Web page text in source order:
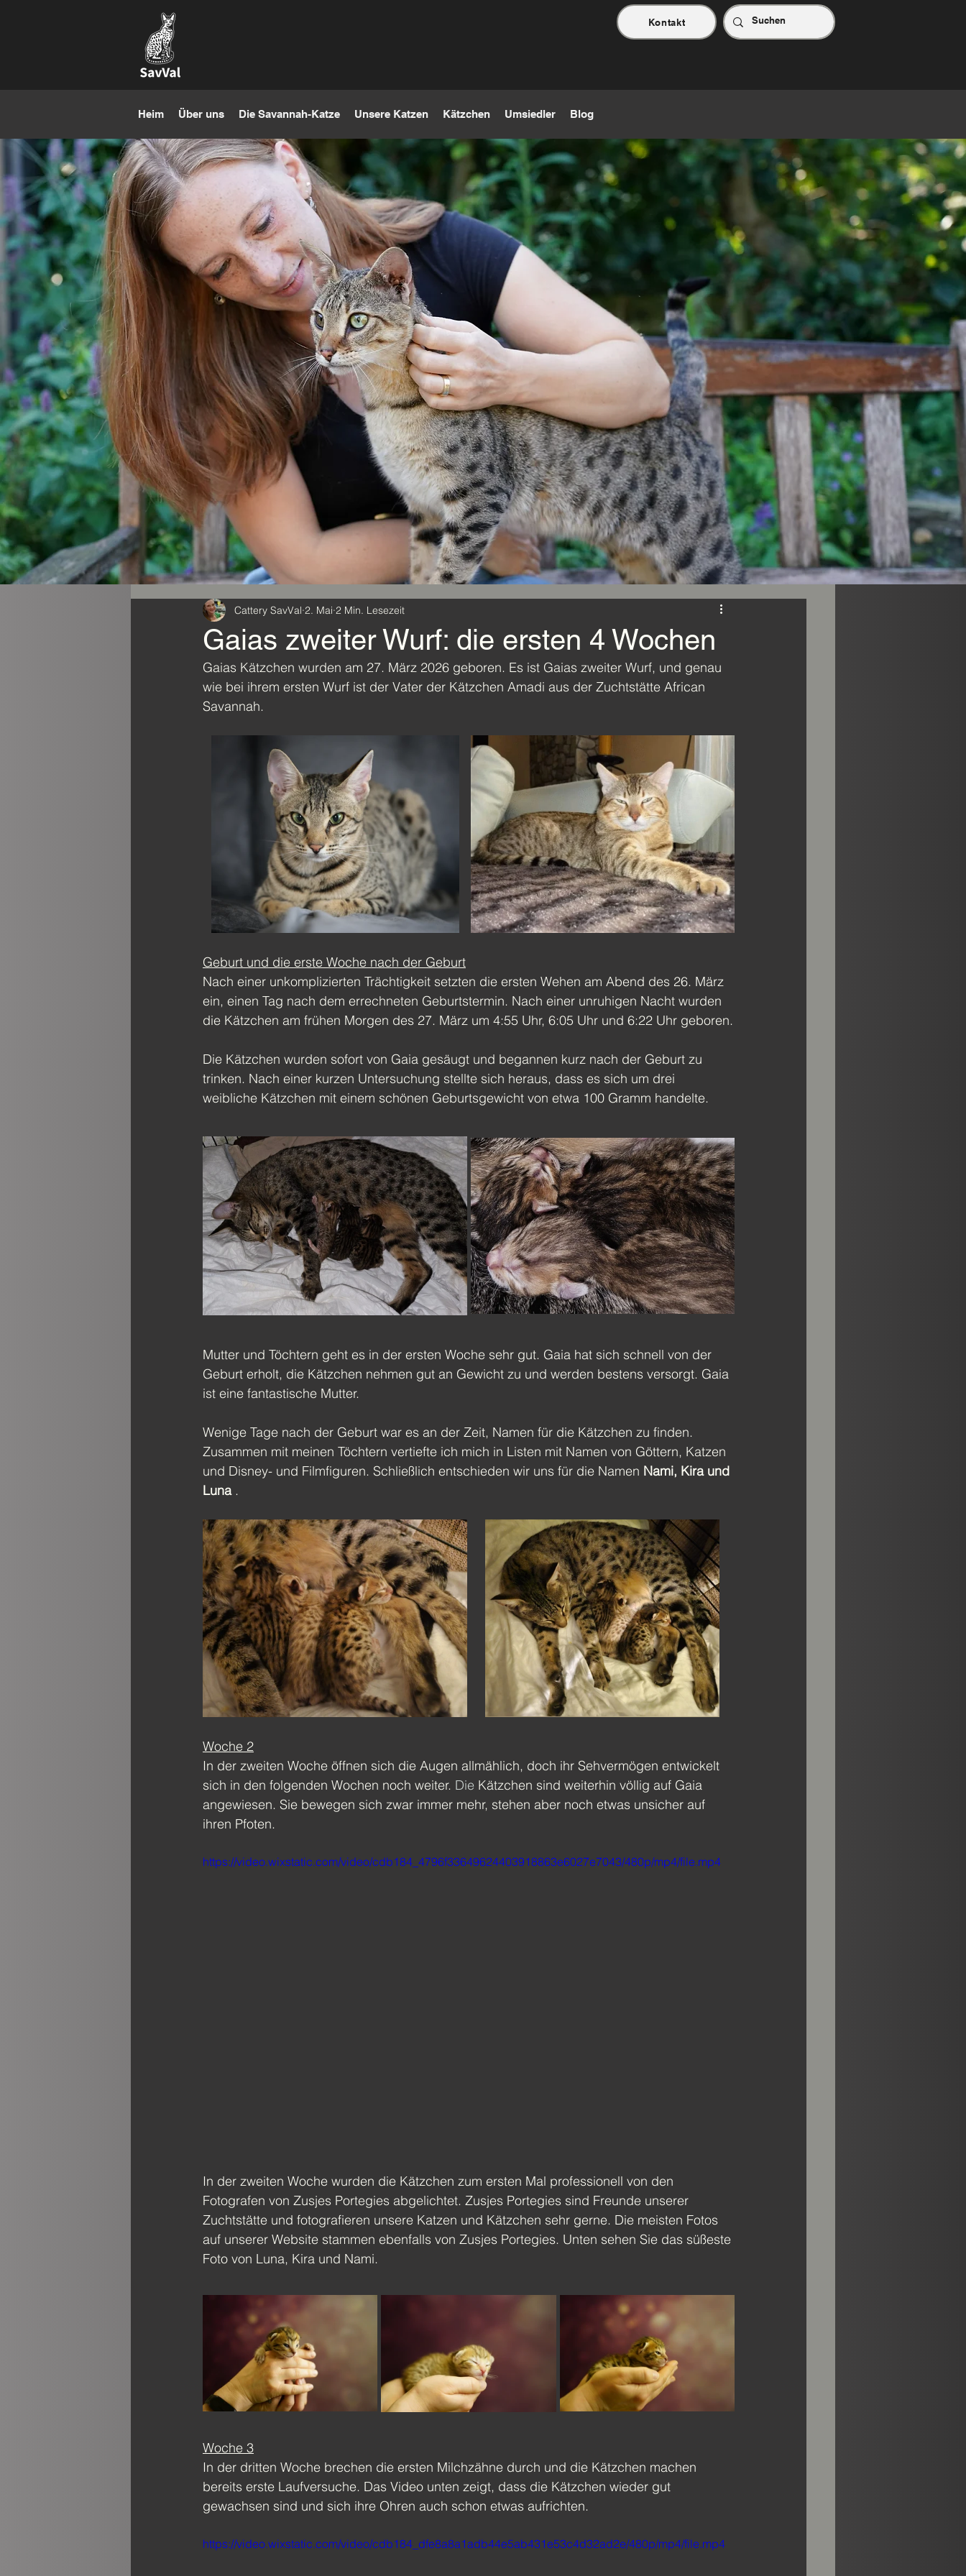
Kontakt
Heim Über uns Die Savannah-Katze Unsere Katzen Kätzchen Umsiedler Blog
Gaias zweiter Wurf: die ersten 4 Wochen
Cattery SavVal 2. Mai 2 Min. Lesezeit
Gaias Kätzchen wurden am 27. März 2026 geboren. Es ist Gaias zweiter Wurf, und genau
wie bei ihrem ersten Wurf ist der Vater der Kätzchen Amadi aus der Zuchtstätte African
Savannah.
Geburt und die erste Woche nach der Geburt
Nach einer unkomplizierten Trächtigkeit setzten die ersten Wehen am Abend des 26. März
ein, einen Tag nach dem errechneten Geburtstermin. Nach einer unruhigen Nacht wurden
die Kätzchen am frühen Morgen des 27. März um 4:55 Uhr, 6:05 Uhr und 6:22 Uhr geboren.
Die Kätzchen wurden sofort von Gaia gesäugt und begannen kurz nach der Geburt zu
trinken. Nach einer kurzen Untersuchung stellte sich heraus, dass es sich um drei
weibliche Kätzchen mit einem schönen Geburtsgewicht von etwa 100 Gramm handelte.
Mutter und Töchtern geht es in der ersten Woche sehr gut. Gaia hat sich schnell von der
Geburt erholt, die Kätzchen nehmen gut an Gewicht zu und werden bestens versorgt. Gaia
ist eine fantastische Mutter.
Wenige Tage nach der Geburt war es an der Zeit, Namen für die Kätzchen zu finden.
Zusammen mit meinen Töchtern vertiefte ich mich in Listen mit Namen von Göttern, Katzen
und Disney- und Filmfiguren. Schließlich entschieden wir uns für die Namen Nami, Kira und
Luna .
Woche 2
In der zweiten Woche öffnen sich die Augen allmählich, doch ihr Sehvermögen entwickelt
sich in den folgenden Wochen noch weiter. Die Kätzchen sind weiterhin völlig auf Gaia
angewiesen. Sie bewegen sich zwar immer mehr, stehen aber noch etwas unsicher auf
ihren Pfoten.
https://video.wixstatic.com/video/cdb184_4796f33649624403918863e6027e7043/480p/mp4/file.mp4
In der zweiten Woche wurden die Kätzchen zum ersten Mal professionell von den
Fotografen von Zusjes Portegies abgelichtet. Zusjes Portegies sind Freunde unserer
Zuchtstätte und fotografieren unsere Katzen und Kätzchen sehr gerne. Die meisten Fotos
auf unserer Website stammen ebenfalls von Zusjes Portegies. Unten sehen Sie das süßeste
Foto von Luna, Kira und Nami.
Woche 3
In der dritten Woche brechen die ersten Milchzähne durch und die Kätzchen machen
bereits erste Laufversuche. Das Video unten zeigt, dass die Kätzchen wieder gut
gewachsen sind und sich ihre Ohren auch schon etwas aufrichten.
https://video.wixstatic.com/video/cdb184_dfe8a8a1adb44e5ab431e53c4d32ad2e/480p/mp4/file.mp4